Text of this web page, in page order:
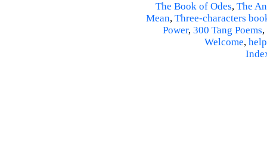
The Book of Odes, The
Mean, Three-characters
Power, 300 Tang Poems,
Welcome, help